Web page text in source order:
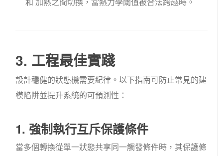
3. 工程最佳實踐
設計穩健的狀態機需要紀律。以下指南可防止常見的建
模陷阱並提升系統的可預測性：
1. 強制執行互斥保護條件
當多個轉換從單一狀態共享同一觸發條件時，其保護條